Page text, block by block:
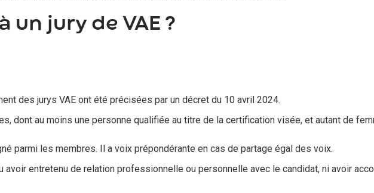
jury de VAE ?
des jurys VAE ont été précisées par un décret du 10 avril 2024.
dont au moins une personne qualifiée au titre de la certification visée, et autant de
parmi les membres. Il a voix prépondérante en cas de partage égal des voix.
entretenu de relation professionnelle ou personnelle avec le candidat, ni avoir